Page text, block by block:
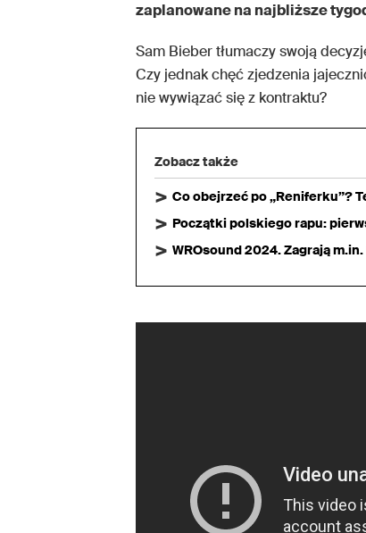
zaplanowane na najbliższe
Sam Bieber tłumaczy swoją
Czy jednak chęć zjedzenia
nie wywiązać się z kontraktu?
Zobacz także
Co obejrzeć po „Reniferku”?
Początki polskiego rapu:
WROsound 2024. Zagrają